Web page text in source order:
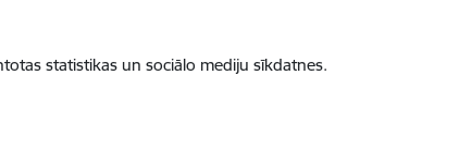
statistikas un sociālo mediju sīkdatnes.